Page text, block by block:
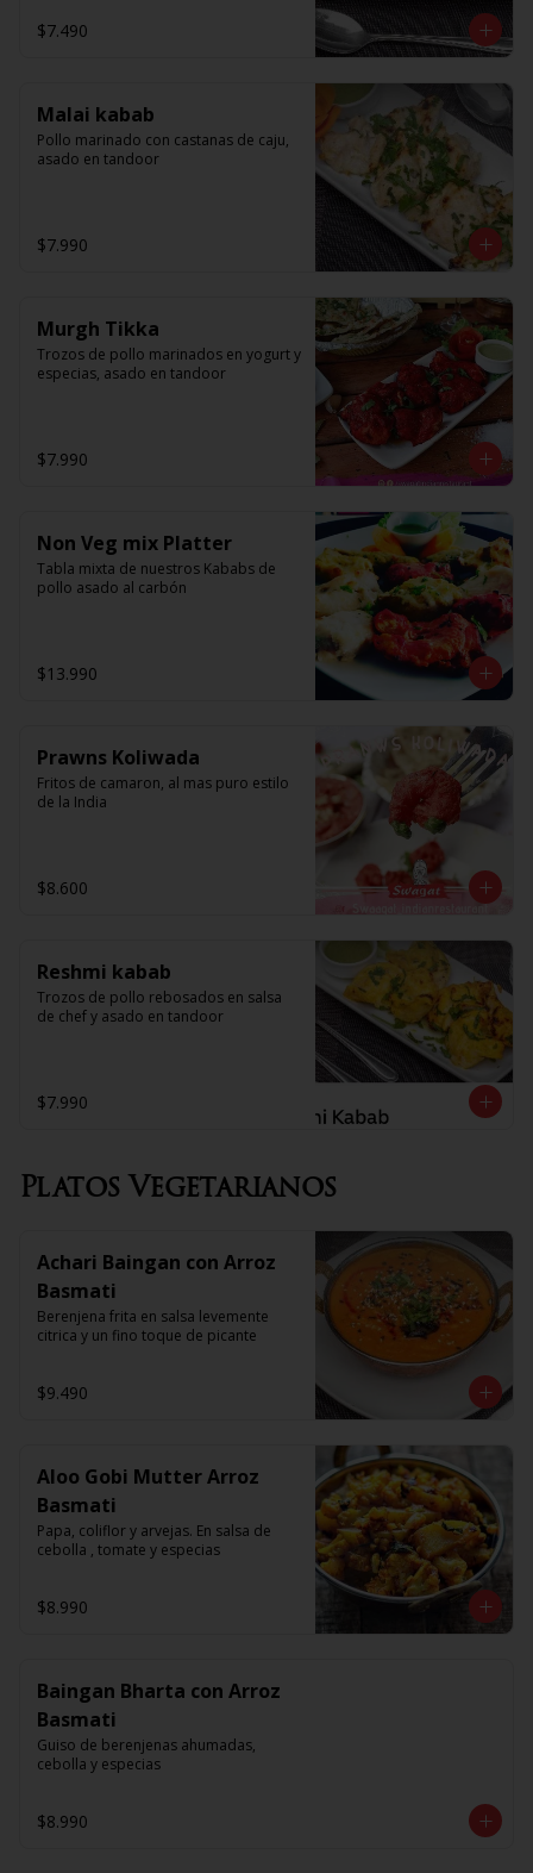
$7.490
Malai kabab
Pollo marinado con castanas de caju,
asado en tandoor
$7.990
Murgh Tikka
Trozos de pollo marinados en yogurt y
especias, asado en tandoor
$7.990
Non Veg mix Platter
Tabla mixta de nuestros Kababs de
pollo asado al carbón
$13.990
Prawns Koliwada
Fritos de camaron, al mas puro estilo
de la India
$8.600
Reshmi kabab
Trozos de pollo rebosados en salsa
de chef y asado en tandoor
$7.990
Platos Vegetarianos
Achari Baingan con Arroz
Basmati
Berenjena frita en salsa levemente
citrica y un fino toque de picante
$9.490
Aloo Gobi Mutter Arroz
Basmati
Papa, coliflor y arvejas. En salsa de
cebolla , tomate y especias
$8.990
Baingan Bharta con Arroz
Basmati
Guiso de berenjenas ahumadas,
cebolla y especias
$8.990